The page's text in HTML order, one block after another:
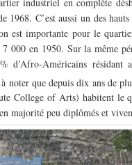
1968. C’est aussi un des
est importante pour le
000 en 1950. Sur la même
Américains résidant
noter que depuis dix ans de
College of Arts) habitent le
majorité peu diplômés et